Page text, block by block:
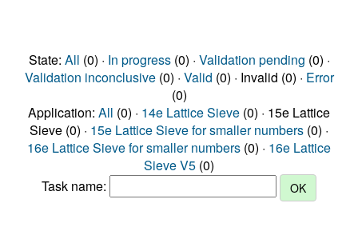
State: All (0) · In progress(0) · Validation pending (0) ·
Validation inconclusive(0) · Valid (0) · Invalid (0) · Error
(0)
Application: All (0) · 14e Lattice Sieve (0) · 15e Lattice
Sieve (0) · 15e Lattice Sieve for smaller numbers (0) ·
16e Lattice Sieve for smaller numbers (0) · 16e Lattice
Sieve V5 (0)
Task name: